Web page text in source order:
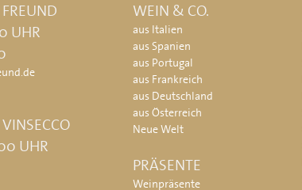
UHR
UHR
WEIN & CO.
aus Italien
aus Spanien
aus Portugal
aus Frankreich
aus Deutschland
aus Österreich
Neue Welt
PRÄSENTE
Weinpräsente